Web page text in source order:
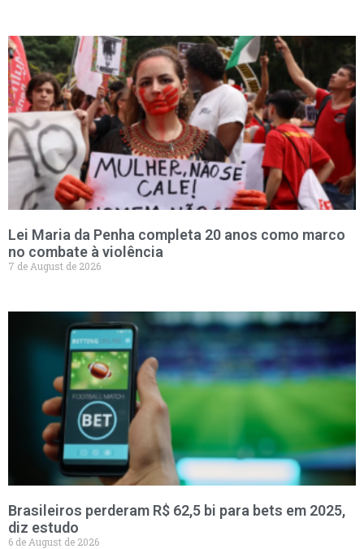
Lei Maria da Penha completa 20 anos como marco
no combate à violência
7 de August de 2026
Brasileiros perderam R$ 62,5 bi para bets em 2025,
diz estudo
6 de August de 2026